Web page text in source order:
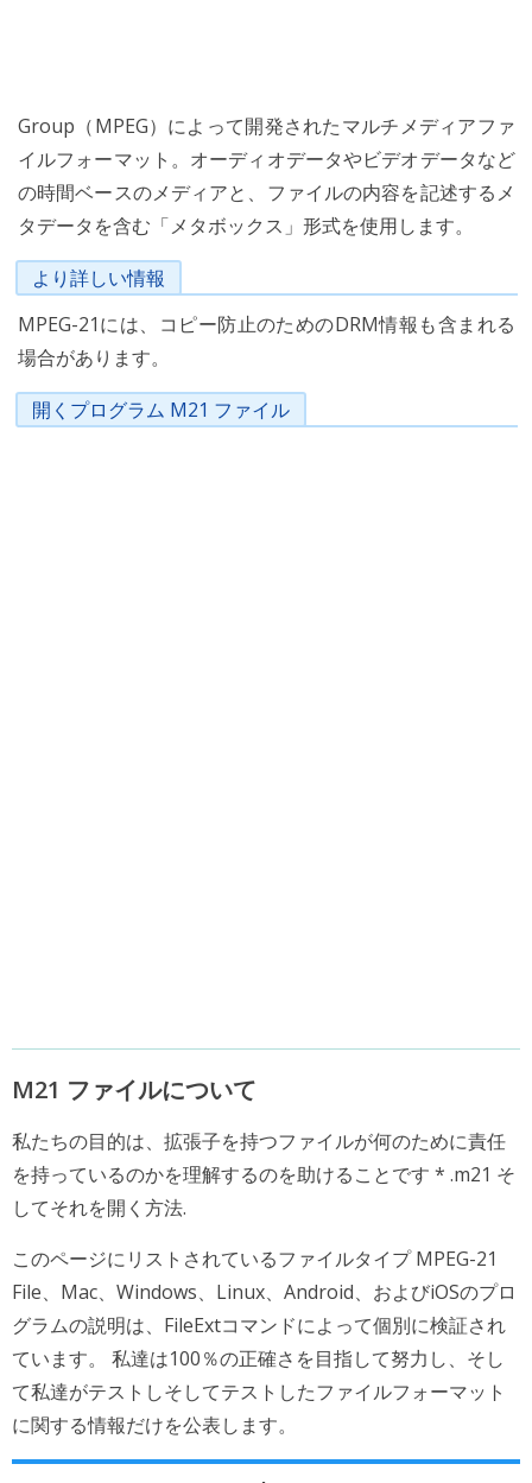
Group（MPEG）によって開発されたマルチメディアファ
イルフォーマット。オーディオデータやビデオデータなど
の時間ベースのメディアと、ファイルの内容を記述するメ
タデータを含む「メタボックス」形式を使用します。
より詳しい情報
MPEG-21には、コピー防止のためのDRM情報も含まれる
場合があります。
開くプログラム M21 ファイル
M21 ファイルについて
私たちの目的は、拡張子を持つファイルが何のために責任
を持っているのかを理解するのを助けることです * .m21 そ
してそれを開く方法.
このページにリストされているファイルタイプ MPEG-21
File、Mac、Windows、Linux、Android、およびiOSのプロ
グラムの説明は、FileExtコマンドによって個別に検証され
ています。 私達は100％の正確さを目指して努力し、そし
て私達がテストしそしてテストしたファイルフォーマット
に関する情報だけを公表します。